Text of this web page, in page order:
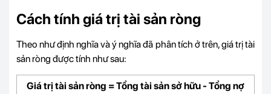
Cách tính giá trị tài sản ròng
Theo như định nghĩa và ý nghĩa đã phân tích ở trên, giá trị tài
sản ròng được tính như sau:
Giá trị tài sản ròng = Tổng tài sản sở hữu - Tổng nợ